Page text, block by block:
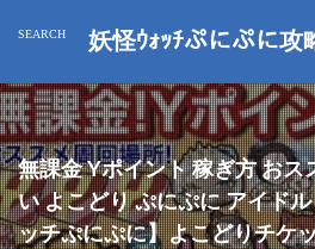
妖怪ｳｫｯﾁぷにぷに攻
無課金 Yポイント 稼ぎ方 おス
い よこどり ぷにぷに アイド
ッチぷにぷに】よこどりチケ